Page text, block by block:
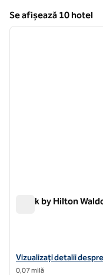
Se afișează 10 hotel
Se afișează 10 hotel
1 din 12
Spark by Hilton
Vizualizați detaliile
Vizualizați detalii
0,07 milă